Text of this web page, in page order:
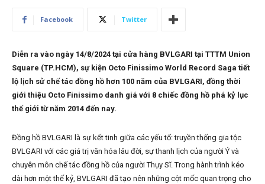
Facebook Twitter
Diễn ra vào ngày 14/8/2024 tại cửa hàng BVLGARI tại TTTM Union
Square (TP.HCM), sự kiện Octo Finissimo World Record Saga tiết
lộ lịch sử chế tác đồng hồ hơn 100 năm của BVLGARI, đồng thời
giới thiệu Octo Finissimo danh giá với 8 chiếc đồng hồ phá kỷ lục
thế giới từ năm 2014 đến nay.
Đồng hồ BVLGARI là sự kết tinh giữa các yếu tố: truyền thống gia tộc
BVLGARI với các giá trị văn hóa lâu đời, sự thanh lịch của người Ý và
chuyên môn chế tác đồng hồ của người Thụy Sĩ. Trong hành trình kéo
dài hơn một thế kỷ, BVLGARI đã tạo nên những cột mốc quan trọng cho